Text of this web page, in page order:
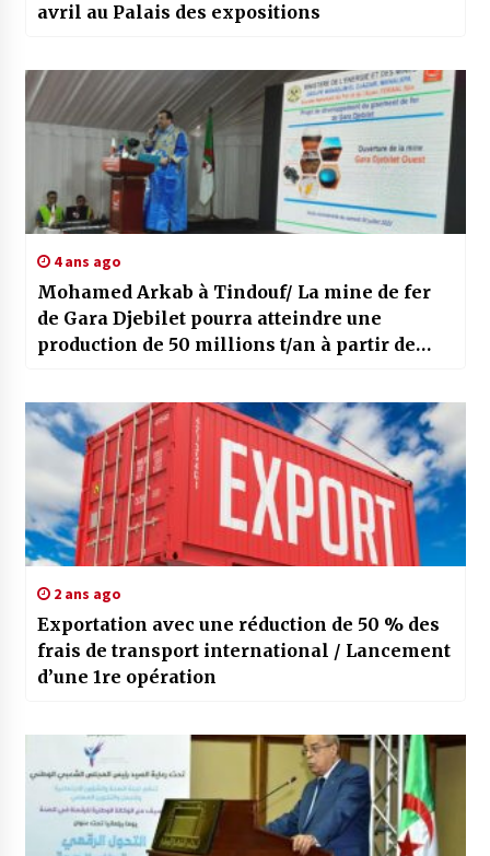
avril au Palais des expositions
4 ans ago
Mohamed Arkab à Tindouf/ La mine de fer
de Gara Djebilet pourra atteindre une
production de 50 millions t/an à partir de
2 ans ago
Exportation avec une réduction de 50 % des
frais de transport international / Lancement
d’une 1re opération